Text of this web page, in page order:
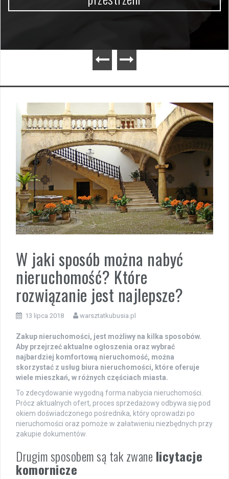
W jaki sposób można nabyć
nieruchomość? Które
rozwiązanie jest najlepsze?
13 lipca 2018 warsztatkubusia.pl
Zakup nieruchomości, jest możliwy na kilka sposobów.
Aby przejrzeć aktualne ogłoszenia oraz wybrać
najbardziej komfortową nieruchomość, można
skorzystać z usług biura nieruchomości, które oferuje
wiele mieszkań, w różnych częściach miasta.
To zdecydowanie wygodną forma nabycia nieruchomości.
Prócz aktualnych ofert, proces sprzedażowy odbywa się pod
okiem doświadczonego pośrednika, który oprowadzi po
nieruchomości oraz pomoże w załatwieniu niezbędnych przy
zakupie dokumentów.
Drugim sposobem są tak zwane licytacje
komornicze